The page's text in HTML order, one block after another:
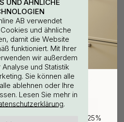
183 €
Bestellware*
AB verwendet
und ähnliche
damit die Website
funktioniert. Mit Ihrer
wir außerdem
und Statistik
Sie können alle
ablehnen oder Ihre
Lesen Sie mehr in
.
VISIT?
COUNTRY
auf deinen
Artikel
Newsletter an und erhalte 25%